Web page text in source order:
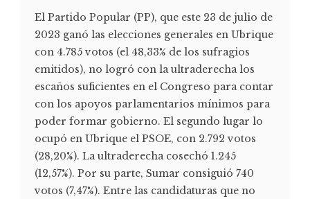
El Partido Popular (PP), que este 23 de julio de
2023 ganó las elecciones generales en Ubrique
con 4.785 votos (el 48,33% de los sufragios
emitidos), no logró con la ultraderecha los
escaños suficientes en el Congreso para contar
con los apoyos parlamentarios mínimos para
poder formar gobierno. El segundo lugar lo
ocupó en Ubrique el PSOE, con 2.792 votos
(28,20%). La ultraderecha cosechó 1.245
(12,57%). Por su parte, Sumar consiguió 740
votos (7,47%). Entre las candidaturas que no